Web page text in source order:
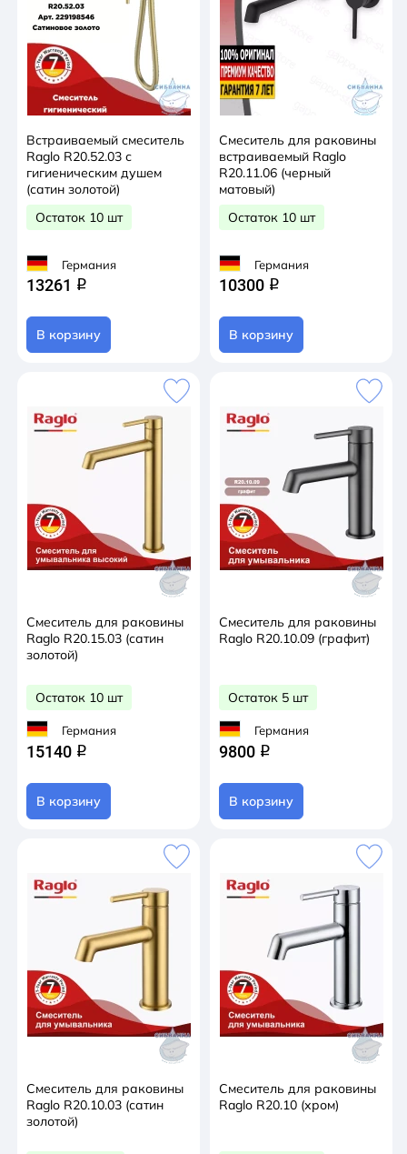
Встраиваемый смеситель
Raglo R20.52.03 с
гигиеническим душем
(сатин золотой)
Остаток 10 шт
Германия
13261 q
В корзину
Смеситель для раковины
встраиваемый Raglo
R20.11.06 (черный
матовый)
Остаток 10 шт
Германия
10300 q
В корзину
Смеситель для раковины
Raglo R20.15.03 (сатин
золотой)
Остаток 10 шт
Германия
15140 q
В корзину
Смеситель для раковины
Raglo R20.10.09 (графит)
Остаток 5 шт
Германия
9800 q
В корзину
Смеситель для раковины
Raglo R20.10.03 (сатин
золотой)
Смеситель для раковины
Raglo R20.10 (хром)